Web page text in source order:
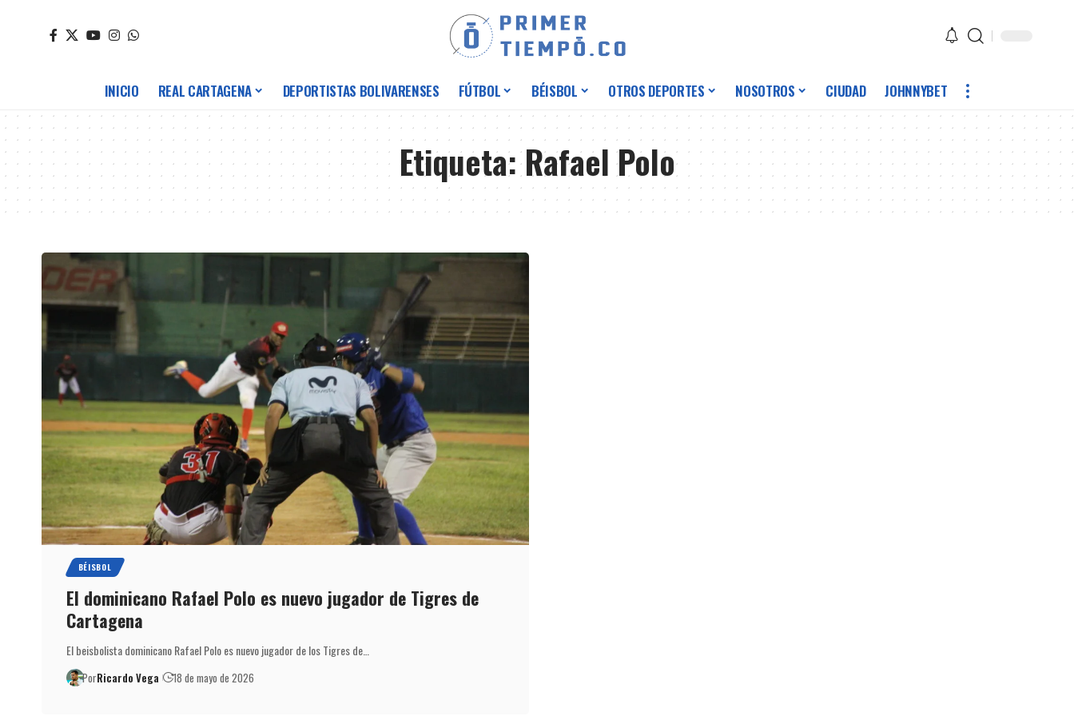
INICIO REAL CARTAGENA DEPORTISTAS BOLIVARENSES FÚTBOL BÉISBOL OTROS DEPORTES NOSOTROS CIUDAD JOHNNYBET
Etiqueta:Rafael Polo
BÉISBOL
El dominicano Rafael Polo es nuevo jugador de Tigres de
Cartagena
El beisbolista dominicano Rafael Polo es nuevo jugador de los Tigres de…
PorRicardo Vega 18 de mayo de 2026